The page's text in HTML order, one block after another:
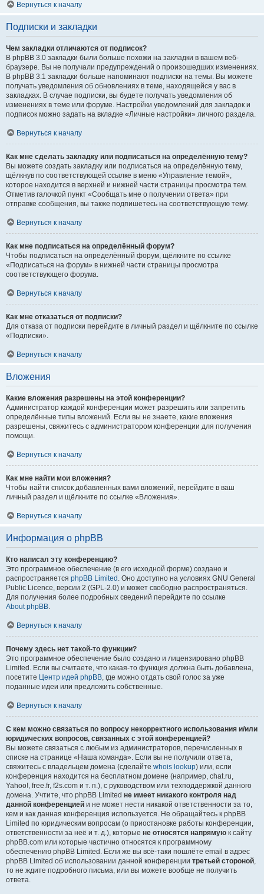
Вернуться к началу
Подписки и закладки
Чем закладки отличаются от подписок?
В phpBB 3.0 закладки были больше похожи на закладки в вашем веб-
браузере. Вы не получали предупреждений о произошедших изменениях.
В phpBB 3.1 закладки больше напоминают подписки на темы. Вы можете
получать уведомления об обновлениях в теме, находящейся у вас в
закладках. В случае подписки, вы будете получать уведомления об
изменениях в теме или форуме. Настройки уведомлений для закладок и
подписок можно задать на вкладке «Личные настройки» личного раздела.
Вернуться к началу
Как мне сделать закладку или подписаться на определённую тему?
Вы можете создать закладку или подписаться на определённую тему,
щёлкнув по соответствующей ссылке в меню «Управление темой»,
которое находится в верхней и нижней части страницы просмотра тем.
Отметив галочкой пункт «Сообщать мне о получении ответа» при
отправке сообщения, вы также подпишетесь на соответствующую тему.
Вернуться к началу
Как мне подписаться на определённый форум?
Чтобы подписаться на определённый форум, щёлкните по ссылке
«Подписаться на форум» в нижней части страницы просмотра
соответствующего форума.
Вернуться к началу
Как мне отказаться от подписки?
Для отказа от подписки перейдите в личный раздел и щёлкните по ссылке
«Подписки».
Вернуться к началу
Вложения
Какие вложения разрешены на этой конференции?
Администратор каждой конференции может разрешить или запретить
определённые типы вложений. Если вы не знаете, какие вложения
разрешены, свяжитесь с администратором конференции для получения
помощи.
Вернуться к началу
Как мне найти мои вложения?
Чтобы найти список добавленных вами вложений, перейдите в ваш
личный раздел и щёлкните по ссылке «Вложения».
Вернуться к началу
Информация о phpBB
Кто написал эту конференцию?
Это программное обеспечение (в его исходной форме) создано и
распространяется phpBB Limited . Оно доступно на условиях GNU General
Public Licence, версии 2 (GPL-2.0) и может свободно распространяться.
Для получения более подробных сведений перейдите по ссылке
About phpBB.
Вернуться к началу
Почему здесь нет такой-то функции?
Это программное обеспечение было создано и лицензировано phpBB
Limited. Если вы считаете, что какая-то функция должна быть добавлена,
посетите Центр идей phpBB, где можно отдать свой голос за уже
поданные идеи или предложить собственные.
Вернуться к началу
С кем можно связаться по вопросу некорректного использования и/или
юридических вопросов, связанных с этой конференцией?
Вы можете связаться с любым из администраторов, перечисленных в
списке на странице «Наша команда». Если вы не получили ответа,
свяжитесь с владельцем домена (сделайте whois lookup) или, если
конференция находится на бесплатном домене (например, chat.ru,
Yahoo!, free.fr, f2s.com и т. п.), с руководством или техподдержкой данного
домена. Учтите, что phpBB Limited не имеет никакого контроля над
данной конференцией и не может нести никакой ответственности за то,
кем и как данная конференция используется. Не обращайтесь к phpBB
Limited по юридическим вопросам (о приостановке работы конференции,
ответственности за неё и т. д.), которые не относятся напрямую к сайту
phpBB.com или которые частично относятся к программному
обеспечению phpBB Limited. Если же вы всё-таки пошлёте email в адрес
phpBB Limited об использовании данной конференции третьей стороной,
то не ждите подробного письма, или вы можете вообще не получить
ответа.